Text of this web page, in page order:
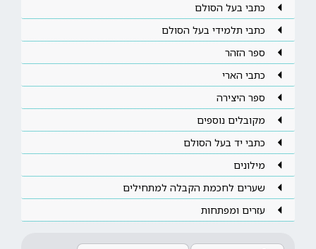
כתבי בעל הסולם
כתבי תלמידי בעל הסולם
ספר הזהר
כתבי הארי
ספר היצירה
מקובלים נוספים
כתבי יד בעל הסולם
מילונים
שערים לחכמת הקבלה למתחילים
עזרים ומפתחות